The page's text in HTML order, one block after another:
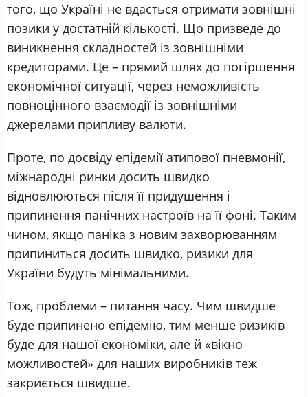
того, що Україні не вдасться отримати зовнішні
позики у достатній кількості. Що призведе до
виникнення складностей із зовнішніми
кредиторами. Це – прямий шлях до погіршення
економічної ситуації, через неможливість
повноцінного взаємодії із зовнішніми
джерелами припливу валюти.
Проте, по досвіду епідемії атипової пневмонії,
міжнародні ринки досить швидко
відновлюються після її придушення і
припинення панічних настроїв на її фоні. Таким
чином, якщо паніка з новим захворюванням
припиниться досить швидко, ризики для
України будуть мінімальними.
Тож, проблеми – питання часу. Чим швидше
буде припинено епідемію, тим менше ризиків
буде для нашої економіки, але й «вікно
можливостей» для наших виробників теж
закриється швидше.